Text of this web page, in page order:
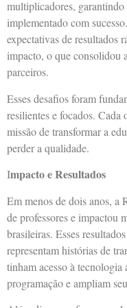
multiplicadores, garantindo
implementado com
expectativas de resultados
impacto, o que consolidou
parceiros.
Esses desafios foram
resilientes e focados. Cada
missão de transformar a
perder a qualidade.
Impacto e Resultados
Em menos de dois anos, a
de professores e impactou
brasileiras. Esses
representam histórias de
tinham acesso à
programação e ampliam